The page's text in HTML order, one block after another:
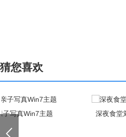
猜您喜欢
深夜食堂刘昊然与徐娇Win7主题